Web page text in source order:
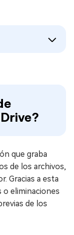
que graba
de los archivos,
Gracias a esta
o eliminaciones
de los